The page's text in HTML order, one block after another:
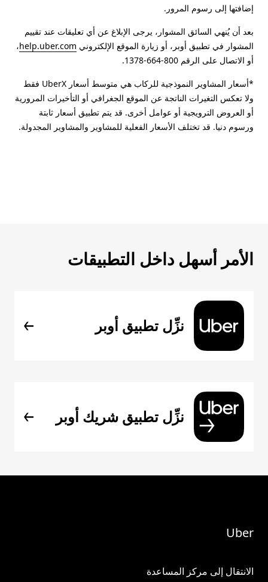
إضافتها إلى رسوم المرور.
بعد أن يُنهي السائق المشوار، يرجى الإبلاغ عن أي تعليقات عند تقييم
المشوار في تطبيق أوبر، أو زيارة الموقع الإلكتروني help.uber.com،
أو الاتصال على الرقم 800-664-1378.
*أسعار المشاوير النموذجية للركاب هي متوسط أسعار UberX فقط
ولا تعكس التغيرات الناتجة عن الموقع الجغرافي أو التأخيرات المرورية
أو العروض الترويجية أو عوامل أخرى. قد يتم تطبيق أسعار ثابتة
ورسوم دنيا. قد تختلف الأسعار الفعلية للمشاوير والمشاوير المجدولة.
الأمر أسهل داخل التطبيقات
نزِّل تطبيق أوبر
نزِّل تطبيق شريك أوبر
Uber
الانتقال إلى مركز المساعدة